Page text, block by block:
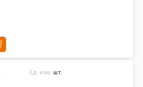
Ед. изм. шт.